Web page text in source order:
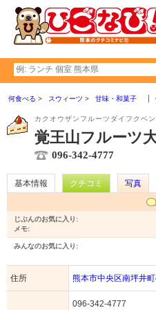
何食べる スウィーツ 甘味・和菓子
カクオウザンフルーツダイフクベ
覚王山フルーツ
096-342-4777
基本情報 クチコミ
写真
じぶんのお気に入り:
メモ:
みんなのお気に入り:
住所 熊本市中央区南坪井
096-342-4777